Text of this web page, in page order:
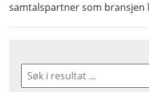
samtalspartner som bransjen